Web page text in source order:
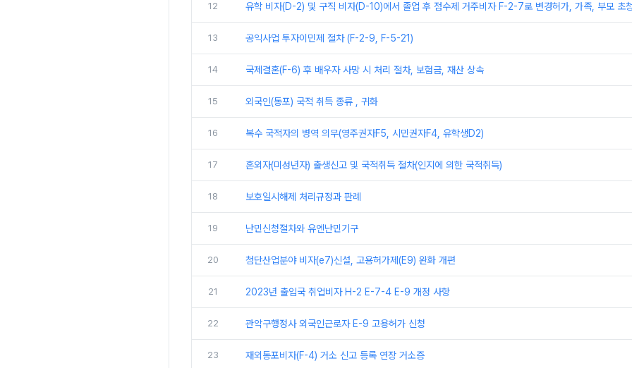
12 유학 비자(D-2) 및 구직 비자(D-10)에서 졸업 후 점수제 거주비자 F-2-7로 변경허가, 가족, 부모 초
13 공익사업 투자이민제 절차 (F-2-9, F-5-21)
14 국제결혼(F-6) 후 배우자 사망 시 처리 절차, 보험금, 재산 상속
15 외국인(동포) 국적 취득 종류 , 귀화
16 복수 국적자의 병역 의무(영주권자F5, 시민권자F4, 유학생D2)
17 혼외자(미성년자) 출생신고 및 국적취득 절차(인지에 의한 국적취득)
18 보호일시해제 처리규정과 판례
19 난민신청절차와 유엔난민기구
20 첨단산업분야 비자(e7)신설, 고용허가제(E9) 완화 개편
21 2023년 출입국 취업비자 H-2 E-7-4 E-9 개정 사항
22 관악구행정사 외국인근로자 E-9 고용허가 신청
23 재외동포비자(F-4) 거소 신고 등록 연장 거소증